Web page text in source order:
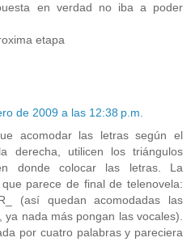
en verdad no iba a poder
etapa
de 2009 a las 12:38 p.m.
acomodar las letras según el
derecha, utilicen los triángulos
donde colocar las letras. La
parece de final de telenovela:
(así quedan acomodadas las
ya nada más pongan las vocales).
por cuatro palabras y pareciera